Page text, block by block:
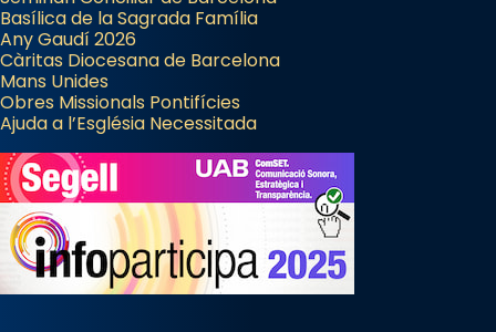
Basílica de la Sagrada Família
Any Gaudí 2026
Càritas Diocesana de Barcelona
Mans Unides
Obres Missionals Pontifícies
Ajuda a l’Església Necessitada